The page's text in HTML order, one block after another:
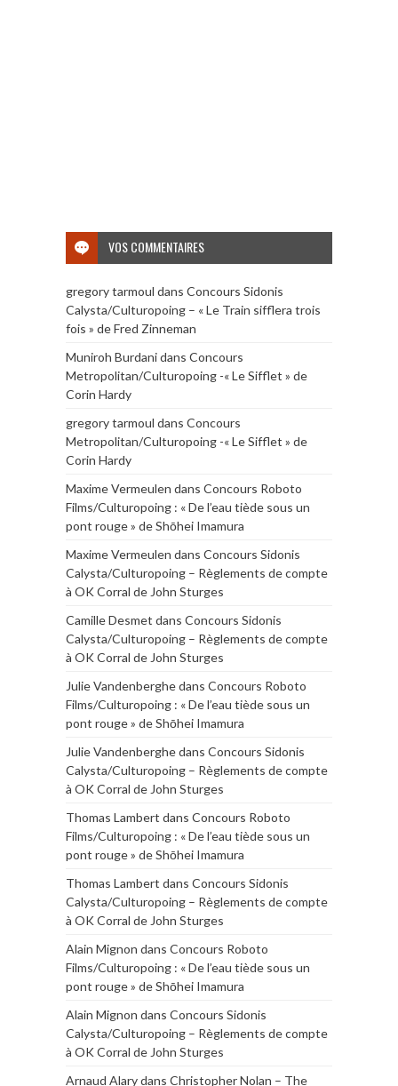
VOS COMMENTAIRES
gregory tarmoul dans Concours Sidonis
Calysta/Culturopoing – « Le Train sifflera trois
fois » de Fred Zinneman
Muniroh Burdanidans Concours
Metropolitan/Culturopoing -« Le Sifflet » de
Corin Hardy
gregory tarmoul dans Concours
Metropolitan/Culturopoing -« Le Sifflet » de
Corin Hardy
Maxime Vermeulen dans Concours Roboto
Films/Culturopoing : « De l’eau tiède sous un
pont rouge » de Shōhei Imamura
Maxime Vermeulen dans Concours Sidonis
Calysta/Culturopoing – Règlements de compte
à OK Corral de John Sturges
Camille Desmet dans Concours Sidonis
Calysta/Culturopoing – Règlements de compte
à OK Corral de John Sturges
Julie Vandenberghedans Concours Roboto
Films/Culturopoing : « De l’eau tiède sous un
pont rouge » de Shōhei Imamura
Julie Vandenberghedans Concours Sidonis
Calysta/Culturopoing – Règlements de compte
à OK Corral de John Sturges
Thomas Lambert dans Concours Roboto
Films/Culturopoing : « De l’eau tiède sous un
pont rouge » de Shōhei Imamura
Thomas Lambert dans Concours Sidonis
Calysta/Culturopoing – Règlements de compte
à OK Corral de John Sturges
Alain Mignon dans Concours Roboto
Films/Culturopoing : « De l’eau tiède sous un
pont rouge » de Shōhei Imamura
Alain Mignon dans Concours Sidonis
Calysta/Culturopoing – Règlements de compte
à OK Corral de John Sturges
Arnaud Alarydans Christopher Nolan – The